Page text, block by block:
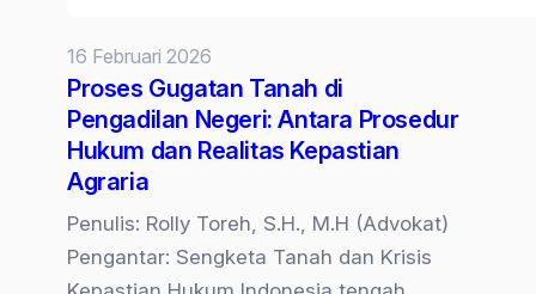
Perdata,
Lumpuh
Secara
Administrasi
16 Februari 2026
Proses Gugatan Tanah di
Pengadilan Negeri: Antara Prosedur
Hukum dan Realitas Kepastian
Agraria
Penulis: Rolly Toreh, S.H., M.H (Advokat)
Pengantar: Sengketa Tanah dan Krisis